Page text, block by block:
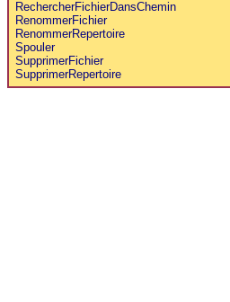
RechercherFichierDansChemin
RenommerFichier
RenommerRepertoire
Spouler
SupprimerFichier
SupprimerRepertoire